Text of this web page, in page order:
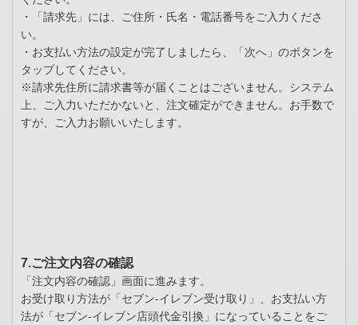
・「請求先」には、ご住所・氏名・電話番号をご入力くださ
い。
・お支払い方法の設定が完了しましたら、「次へ」のボタンを
タップしてください。
※請求先住所に請求書等が届くことはございません。システム
上、ご入力いただかないと、注文確定ができません。お手数で
すが、ご入力お願いいたします。
7.ご注文内容の確認
「注文内容の確認」画面に進みます。
お受け取り方法が「セブン-イレブン受け取り」、お支払い方
法が「セブン-イレブン店頭代金引換」になっていることをご